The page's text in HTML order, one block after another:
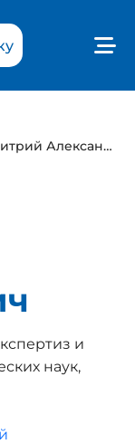
Дуденков Дмитрий Александрович
и
наук,